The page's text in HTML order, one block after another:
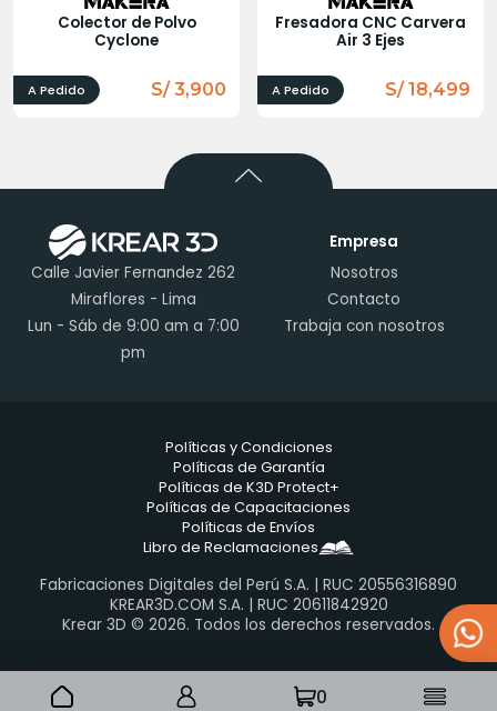
0
Colector de Polvo
Cyclone
A Pedido S/ 3,900
Fresadora CNC Carvera
Air 3 Ejes
A Pedido S/ 18,499
Calle Javier Fernandez 262
Miraflores - Lima
Lun - Sáb de 9:00 am a 7:00
pm
Empresa
Nosotros
Contacto
Trabaja con nosotros
Políticas y Condiciones
Políticas de Garantía
Políticas de K3D Protect+
Políticas de Capacitaciones
Políticas de Envíos
Libro de Reclamaciones
Fabricaciones Digitales del Perú S.A. | RUC 20556316890
KREAR3D.COM S.A. | RUC 20611842920
Krear 3D © 2026. Todos los derechos reservados.